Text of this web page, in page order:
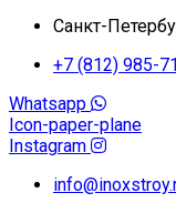
Санкт-
+7 (812) 985-
Whatsapp
Icon-paper-plane
Instagram